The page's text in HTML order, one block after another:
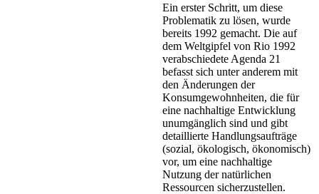
Ein erster Schritt, um diese
Problematik zu lösen, wurde
bereits 1992 gemacht. Die auf
dem Weltgipfel von Rio 1992
verabschiedete Agenda 21
befasst sich unter anderem mit
den Änderungen der
Konsumgewohnheiten, die für
eine nachhaltige Entwicklung
unumgänglich sind und gibt
detaillierte Handlungsaufträge
(sozial, ökologisch, ökonomisch)
vor, um eine nachhaltige
Nutzung der natürlichen
Ressourcen sicherzustellen.